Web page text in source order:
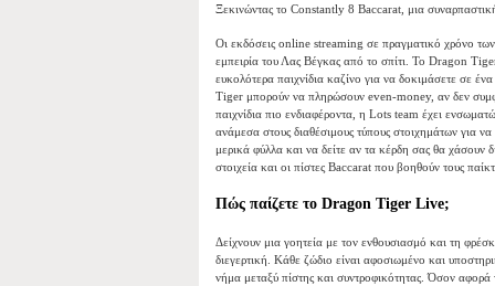
Ξεκινώντας το Constantly 8 Baccarat, μια
Οι εκδόσεις online streaming σε πραγματικό χρόνο
εμπειρία του Λας Βέγκας από το σπίτι. Το Dragon
ευκολότερα παιχνίδια καζίνο για να δοκιμάσετε σε
Tiger μπορούν να πληρώσουν even-money, αν δεν
παιχνίδια πιο ενδιαφέροντα, η Lots team έχει
ανάμεσα στους διαθέσιμους τύπους στοιχημάτων για
μερικά φύλλα και να δείτε αν τα κέρδη σας θα χάσουν
στοιχεία και οι πίστες Baccarat που βοηθούν τους
Πώς παίζετε το Dragon Tiger Live;
Δείχνουν μια γοητεία με τον ενθουσιασμό και τη
διεγερτική. Κάθε ζώδιο είναι αφοσιωμένο και
νήμα μεταξύ πίστης και συντροφικότητας. Όσον